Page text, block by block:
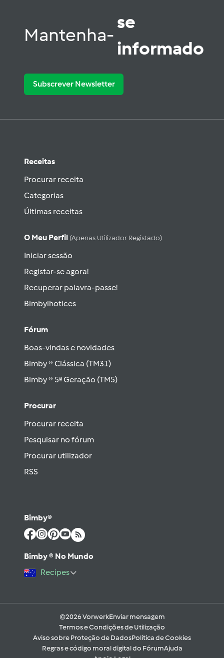
Mantenha-
se
informado
Subscrever Newsletter
Receitas
Procurar receita
Categorias
Últimas receitas
O Meu Perfil (apenas Utilizador Registado)
Iniciar sessão
Registar-se agora!
Recuperar palavra-passe!
Bimbylhotices
Fórum
Boas-vindas e novidades
Bimby ® Clássica (TM31)
Bimby ® 5ª Geração (TM5)
Procurar
Procurar receita
Pesquisar no fórum
Procurar utilizador
RSS
Bimby®
Bimby ® No Mundo
Recipes
©2026 VorwerkEnviar mensagem
Termos e Condições de Utilização
Aviso sobre Proteção de DadosPolítica de Cookies
Regras e código moral digital do FórumAjuda